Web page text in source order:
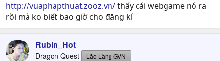
http://vuaphapthuat.zooz.vn/thấy cái webgame nó ra
rồi mà ko biết bao giờ cho đăng kí
Rubin_Hot
Dragon Quest Lão Làng GVN